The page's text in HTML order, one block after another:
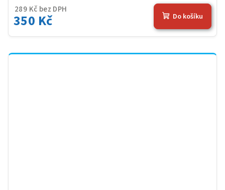
289 Kč bez DPH
350 Kč Do košíku